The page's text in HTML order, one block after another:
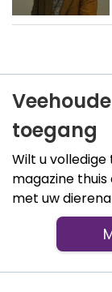
toegang
Wilt u
magazine
met uw